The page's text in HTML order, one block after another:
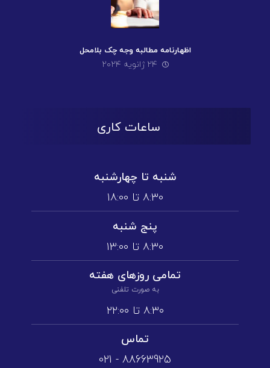
اظهارنامه مطالبه وجه چک بلامحل
۲۴ ژانویه ۲۰۲۴
ساعات کاری
شنبه تا چهارشنبه
۸:۳۰ تا ۱۸:۰۰
پنج شنبه
۸:۳۰ تا ۱3:۰۰
تمامی روز‌های هفته
به صورت تلفنی
۸:۳۰ تا ۲۲:۰۰
تماس
88663925 - 021